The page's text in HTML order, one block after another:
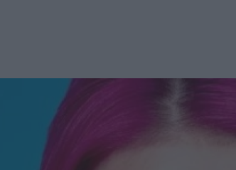
Χωρίς Ταμπέλες